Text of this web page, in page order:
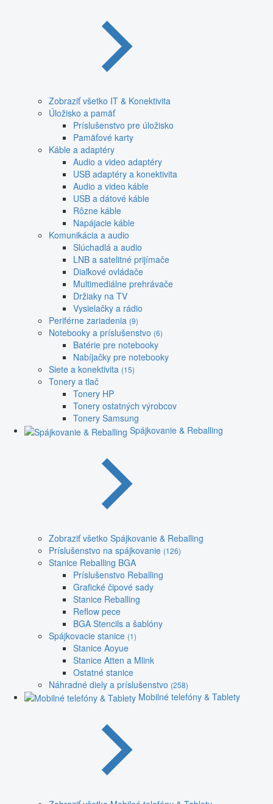
Zobraziť všetko IT & Konektivita
Úložisko a pamäť
Príslušenstvo pre úložisko
Pamäťové karty
Káble a adaptéry
Audio a video adaptéry
USB adaptéry a konektivita
Audio a video káble
USB a dátové káble
Rôzne káble
Napájacie káble
Komunikácia a audio
Slúchadlá a audio
LNB a satelitné prijímače
Diaľkové ovládače
Multimediálne prehrávače
Držiaky na TV
Vysielačky a rádio
Periférne zariadenia (9)
Notebooky a príslušenstvo (6)
Batérie pre notebooky
Nabíjačky pre notebooky
Siete a konektivita (15)
Tonery a tlač
Tonery HP
Tonery ostatných výrobcov
Tonery Samsung
Spájkovanie & Reballing
Zobraziť všetko Spájkovanie & Reballing
Príslušenstvo na spájkovanie (126)
Stanice Reballing BGA
Príslušenstvo Reballing
Grafické čipové sady
Stanice Reballing
Reflow pece
BGA Stencils a šablóny
Spájkovacie stanice (1)
Stanice Aoyue
Stanice Atten a Mlink
Ostatné stanice
Náhradné diely a príslušenstvo (258)
Mobilné telefóny & Tablety